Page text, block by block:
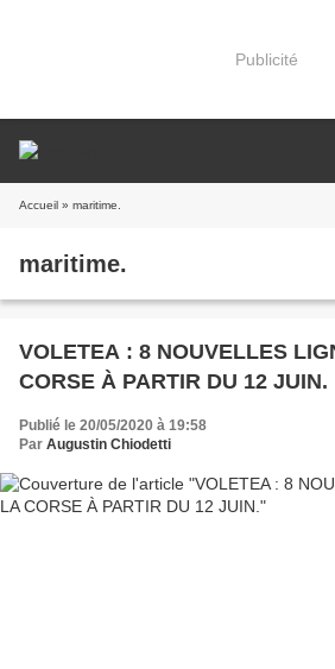
Publicité
Accueil » maritime.
maritime.
VOLETEA : 8 NOUVELLES
CORSE À PARTIR DU 12 JUIN.
Publié le 20/05/2020 à 19:58
Par Augustin Chiodetti